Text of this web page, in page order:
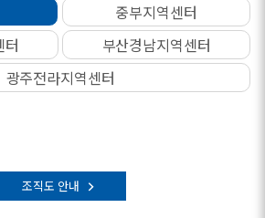
중부지역센터
터
부산경남지역센터
광주전라지역센터
조직도 안내